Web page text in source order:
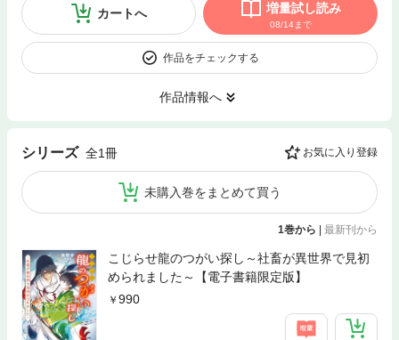
カートへ 増量試し読み
08/14まで
作品をチェックする
作品情報へ
シリーズ 全1冊 お気に入り登録
未購入巻をまとめて買う
1巻から 最新刊から
こじらせ龍のつがい探し～社畜が異世界で見初
められました～【電子書籍限定版】
990